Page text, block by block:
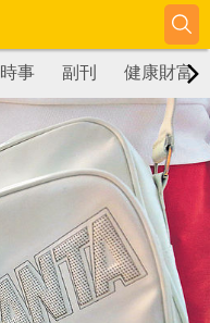
時事 副刊 健康財富